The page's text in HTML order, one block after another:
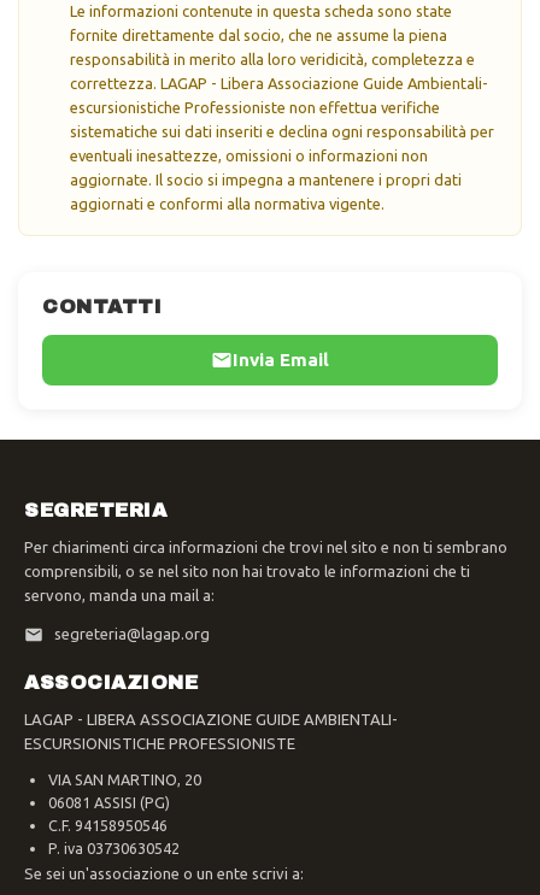
CONTATTI
Invia Email
Le informazioni contenute in questa scheda sono state
fornite direttamente dal socio, che ne assume la piena
responsabilità in merito alla loro veridicità, completezza e
correttezza. LAGAP - Libera Associazione Guide Ambientali-
escursionistiche Professioniste non effettua verifiche
sistematiche sui dati inseriti e declina ogni responsabilità per
eventuali inesattezze, omissioni o informazioni non
aggiornate. Il socio si impegna a mantenere i propri dati
aggiornati e conformi alla normativa vigente.
SEGRETERIA
Per chiarimenti circa informazioni che trovi nel sito e non ti sembrano
comprensibili, o se nel sito non hai trovato le informazioni che ti
servono, manda una mail a:
segreteria@lagap.org
ASSOCIAZIONE
LAGAP - LIBERA ASSOCIAZIONE GUIDE AMBIENTALI-
ESCURSIONISTICHE PROFESSIONISTE
VIA SAN MARTINO, 20
06081 ASSISI (PG)
C.F. 94158950546
P. iva 03730630542
Se sei un'associazione o un ente scrivi a: